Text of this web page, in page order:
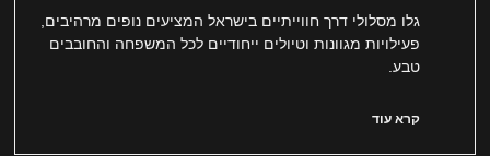
גלו מסלולי דרך חווייתיים בישראל המציעים נופים מרהיבים,
פעילויות מגוונות וטיולים ייחודיים לכל המשפחה והחובבים
טבע.
קרא עוד